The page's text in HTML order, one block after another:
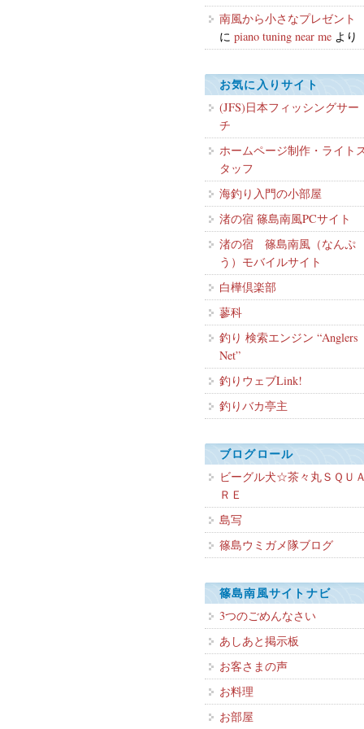
南風から小さなプレゼント
に piano tuning near me より
お気に入りサイト
(JFS)日本フィッシングサー
チ
ホームページ制作・ライト
タッフ
海釣り入門の小部屋
渚の宿 篠島南風PCサイト
渚の宿 篠島南風（なんぷ
う）モバイルサイト
白樺倶楽部
蓼科
釣り 検索エンジン “Anglers
Net”
釣りウェブLink!
釣りバカ亭主
ブログロール
ビーグル犬☆茶々丸ＳＱＵ
ＲＥ
島写
篠島ウミガメ隊ブログ
篠島南風サイトナビ
3つのごめんなさい
あしあと掲示板
お客さまの声
お料理
お部屋